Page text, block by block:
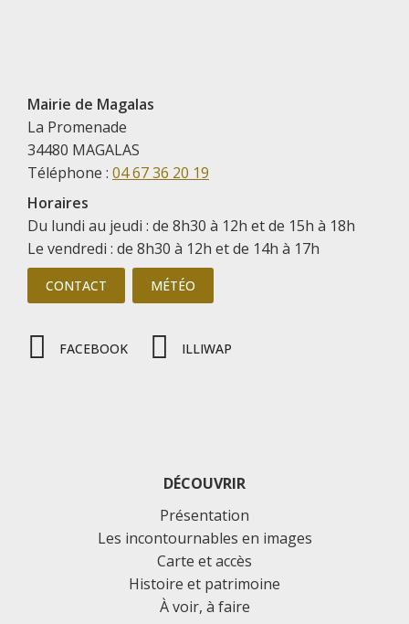
Mairie de Magalas
La Promenade
34480 MAGALAS
Téléphone : 04 67 36 20 19
Horaires
Du lundi au jeudi : de 8h30 à 12h et de 15h à 18h
Le vendredi : de 8h30 à 12h et de 14h à 17h
CONTACT MÉTÉO
FACEBOOK ILLIWAP
DÉCOUVRIR
Présentation
Les incontournables en images
Carte et accès
Histoire et patrimoine
À voir, à faire